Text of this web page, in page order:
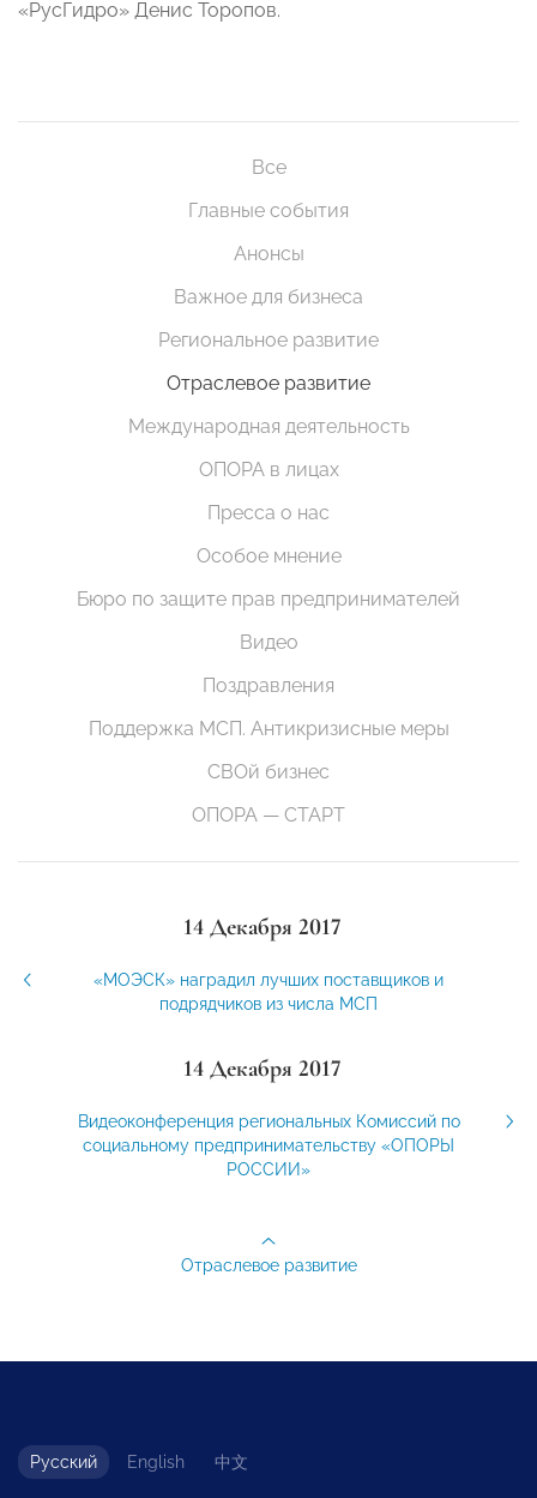
«РусГидро» Денис Торопов.
Все
Главные события
Анонсы
Важное для бизнеса
Региональное развитие
Отраслевое развитие
Международная деятельность
ОПОРА в лицах
Пресса о нас
Особое мнение
Бюро по защите прав предпринимателей
Видео
Поздравления
Поддержка МСП. Антикризисные меры
СВОй бизнес
ОПОРА — СТАРТ
14 Декабря 2017
«МОЭСК» наградил лучших поставщиков и
подрядчиков из числа МСП
14 Декабря 2017
Видеоконференция региональных Комиссий по
социальному предпринимательству «ОПОРЫ
РОССИИ»
Отраслевое развитие
Русский English 中文